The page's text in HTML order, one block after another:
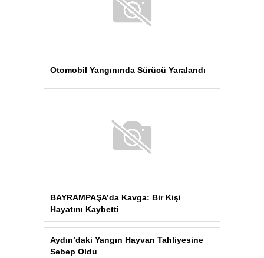
Otomobil Yangınında Sürücü Yaralandı
BAYRAMPAŞA’da Kavga: Bir Kişi
Hayatını Kaybetti